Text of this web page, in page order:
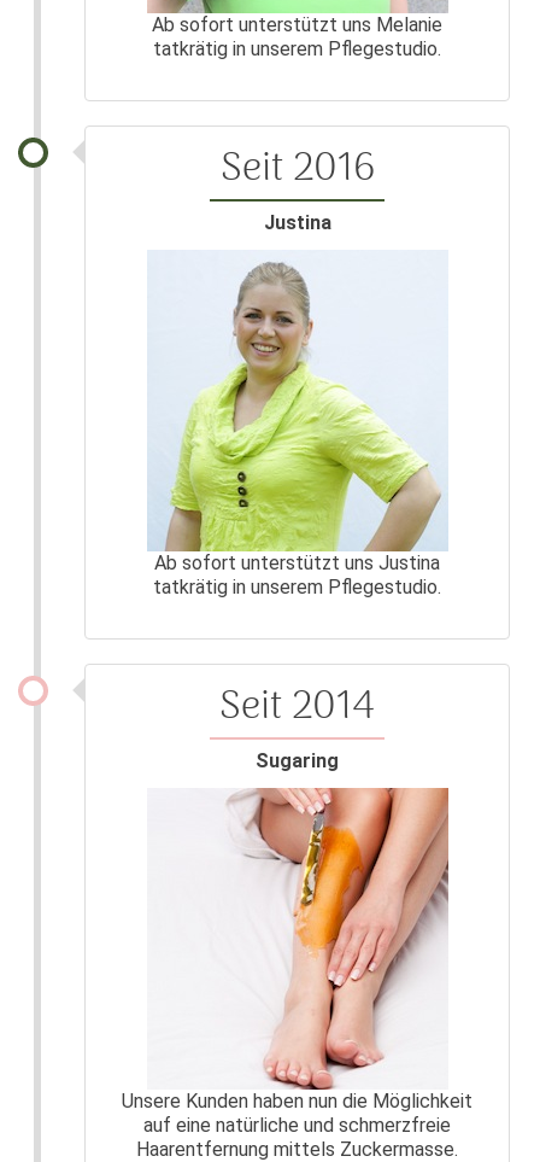
Ab sofort unterstützt uns Melanie
tatkrätig in unserem Pflegestudio.
Seit 2016
Justina
Ab sofort unterstützt uns Justina
tatkrätig in unserem Pflegestudio.
Seit 2014
Sugaring
Unsere Kunden haben nun die Möglichkeit
auf eine natürliche und schmerzfreie
Haarentfernung mittels Zuckermasse.